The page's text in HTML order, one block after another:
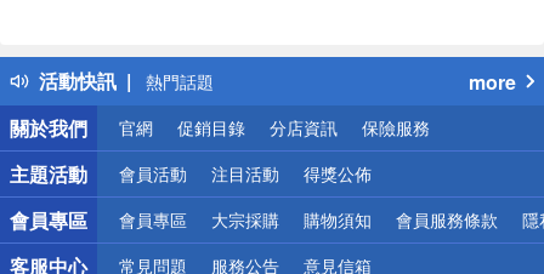
活動快訊
得獎公告
熱門話題
銀行優惠
偏遠地區配送
詐騙網頁！請小心！
more
關於我們
官網 促銷目錄 分店資訊 保險服務
主題活動 會員活動 注目活動 得獎公佈
會員專區 會員專區 大宗採購 購物須知 會員服務條款 隱
客服中心 常見問題 服務公告 意見信箱